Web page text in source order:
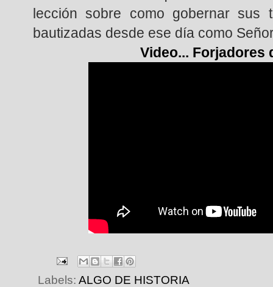
lección sobre como gobernar sus
bautizadas desde ese día como
Video... Forjadores
Labels: ALGO DE HISTORIA